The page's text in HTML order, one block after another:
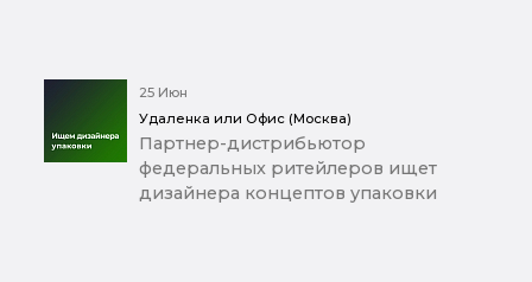
25 Июн
Удаленка или Офис (Москва)
Партнер-дистрибьютор
федеральных ритейлеров ищет
дизайнера концептов упаковки